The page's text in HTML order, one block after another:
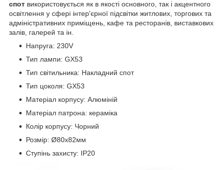
спот використовується як в якості основного, так і акцентного
освітлення у сфері інтер'єрної підсвітки житлових, торгових та
адміністративних приміщень, кафе та ресторанів, виставкових
залів, галерей та ін.
Напруга: 230V
Тип лампи: GX53
Тип світильника: Накладний спот
Тип цоколя: GX53
Матеріал корпусу: Алюміній
Матеріал патрона: кераміка
Колір корпусу: Чорний
Розмір: Ø80х82мм
Ступінь захисту: IP20